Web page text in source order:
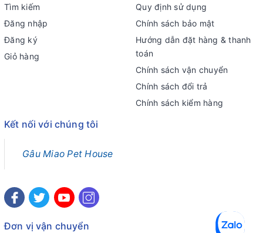
Tìm kiếm
Đăng nhập
Đăng ký
Giỏ hàng
Quy định sử dụng
Chính sách bảo mật
Hướng dẫn đặt hàng & thanh
toán
Chính sách vận chuyển
Chính sách đổi trả
Chính sách kiểm hàng
Kết nối với chúng tôi
Gâu Miao Pet House
Đơn vị vận chuyển